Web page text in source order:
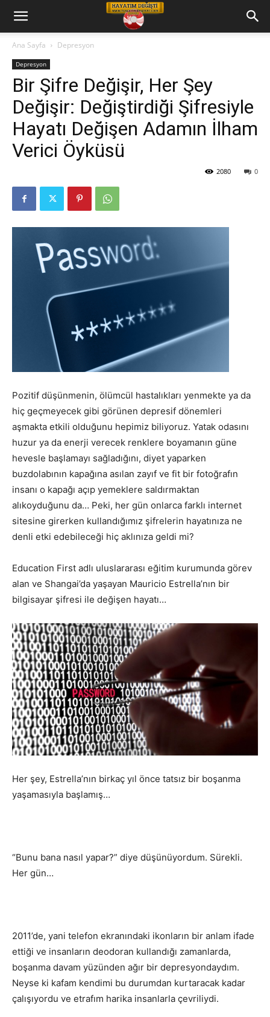
Hayatım
Değişti
Telkin
Ana Sayfa Depresyon
Depresyon
Bir Şifre Değişir, Her Şey
Değişir: Değiştirdiği Şifresiyle
Hayatı Değişen Adamın İlham
Verici Öyküsü
0
2080
Pozitif düşünmenin, ölümcül hastalıkları yenmekte ya da
hiç geçmeyecek gibi görünen depresif dönemleri
aşmakta etkili olduğunu hepimiz biliyoruz. Yatak odasını
huzur ya da enerji verecek renklere boyamanın güne
hevesle başlamayı sağladığını, diyet yaparken
buzdolabının kapağına asılan zayıf ve fit bir fotoğrafın
insanı o kapağı açıp yemeklere saldırmaktan
alıkoyduğunu da… Peki, her gün onlarca farklı internet
sitesine girerken kullandığımız şifrelerin hayatınıza ne
denli etki edebileceği hiç aklınıza geldi mi?
Education First adlı uluslararası eğitim kurumunda görev
alan ve Shangai’da yaşayan Mauricio Estrella’nın bir
bilgisayar şifresi ile değişen hayatı…
Her şey, Estrella’nın birkaç yıl önce tatsız bir boşanma
yaşamasıyla başlamış…
“Bunu bana nasıl yapar?” diye düşünüyordum. Sürekli.
Her gün…
2011’de, yani telefon ekranındaki ikonların bir anlam ifade
ettiği ve insanların deodoran kullandığı zamanlarda,
boşanma davam yüzünden ağır bir depresyondaydım.
Neyse ki kafam kendimi bu durumdan kurtaracak kadar
çalışıyordu ve etrafım harika insanlarla çevriliydi.